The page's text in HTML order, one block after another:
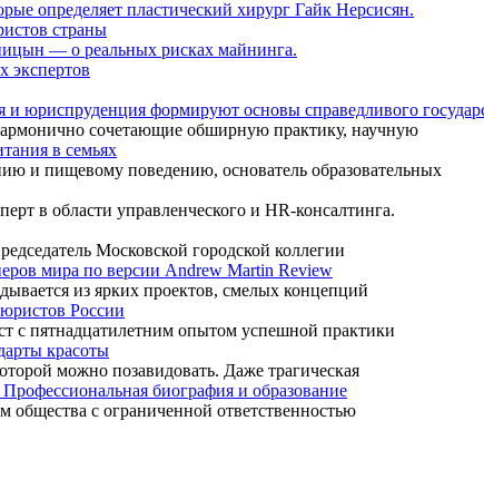
определяет пластический хирург Гайк Нерсисян.
страны
— о реальных рисках майнинга.
экспертов
юриспруденция формируют основы справедливого
сочетающие обширную практику, научную
в семьях
и пищевому поведению, основатель образовательных
в области управленческого и HR-консалтинга.
Московской городской коллегии
мира по версии Andrew Martin Review
из ярких проектов, смелых концепций
России
с пятнадцатилетним опытом успешной практики
красоты
можно позавидовать. Даже трагическая
биография и образование
общества с ограниченной ответственностью